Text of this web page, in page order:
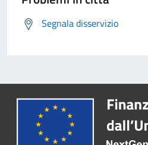
Segnala disservizio